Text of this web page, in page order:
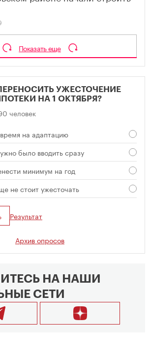
Показать еще
УЖЕСТОЧЕНИЕ
НА 1 ОКТЯБРЯ?
человек
на адаптацию
было вводить сразу
минимум на год
не стоит ужесточать
Результат
Архив опросов
НА НАШИ
СЕТИ